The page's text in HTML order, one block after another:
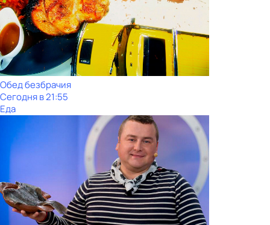
Обед безбрачия
Сегодня в 21:55
Еда